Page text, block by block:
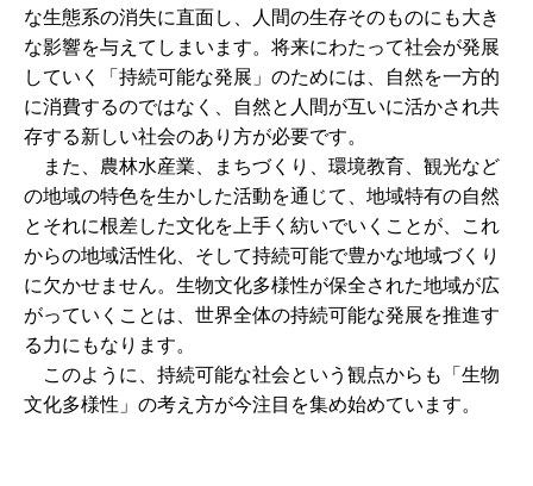
な生態系の消失に直面し、人間の生存そのものにも大き
な影響を与えてしまいます。将来にわたって社会が発展
していく「持続可能な発展」のためには、自然を一方的
に消費するのではなく、自然と人間が互いに活かされ共
存する新しい社会のあり方が必要です。
また、農林水産業、まちづくり、環境教育、観光など
の地域の特色を生かした活動を通じて、地域特有の自然
とそれに根差した文化を上手く紡いでいくことが、これ
からの地域活性化、そして持続可能で豊かな地域づくり
に欠かせません。生物文化多様性が保全された地域が広
がっていくことは、世界全体の持続可能な発展を推進す
る力にもなります。
このように、持続可能な社会という観点からも「生物
文化多様性」の考え方が今注目を集め始めています。